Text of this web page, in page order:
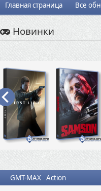
Главная страница Все
Новинки
GMT-MAX Action